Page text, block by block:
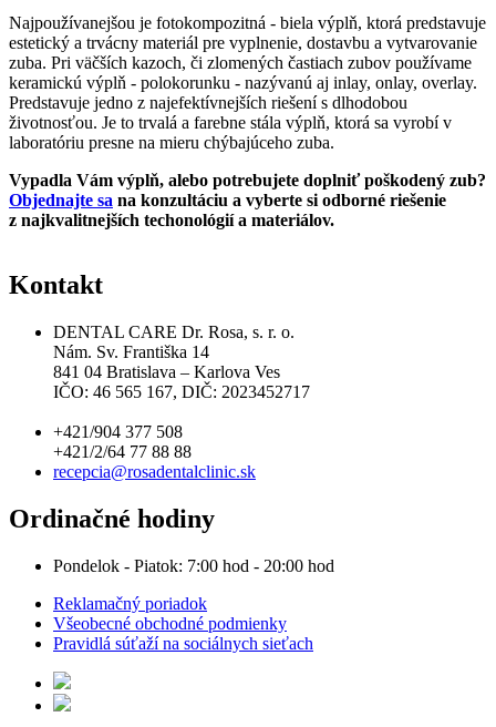
Najpoužívanejšou je fotokompozitná - biela výplň, ktorá predstavuje
estetický a trvácny materiál pre vyplnenie, dostavbu a vytvarovanie
zuba. Pri väčších kazoch, či zlomených častiach zubov používame
keramickú výplň - polokorunku - nazývanú aj inlay, onlay, overlay.
Predstavuje jedno z najefektívnejších riešení s dlhodobou
životnosťou. Je to trvalá a farebne stála výplň, ktorá sa vyrobí v
laboratóriu presne na mieru chýbajúceho zuba.
Vypadla Vám výplň, alebo potrebujete doplniť poškodený zub?
Objednajte sa na konzultáciu a vyberte si odborné riešenie
z najkvalitnejších techonológií a materiálov.
Kontakt
DENTAL CARE Dr. Rosa, s. r. o.
Nám. Sv. Františka 14
841 04 Bratislava – Karlova Ves
IČO: 46 565 167, DIČ: 2023452717
+421/904 377 508
+421/2/64 77 88 88
recepcia@rosadentalclinic.sk
Ordinačné hodiny
Pondelok - Piatok: 7:00 hod - 20:00 hod
Reklamačný poriadok
Všeobecné obchodné podmienky
Pravidlá súťaží na sociálnych sieťach